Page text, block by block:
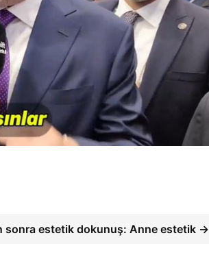
sonra estetik dokunuş: Anne estetik →